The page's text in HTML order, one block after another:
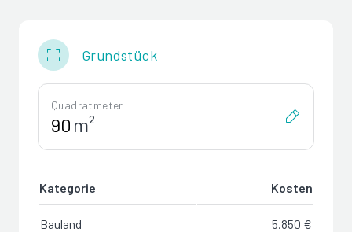
Grundstück
Quadratmeter
m²
Kategorie Kosten
Bauland 5.850 €